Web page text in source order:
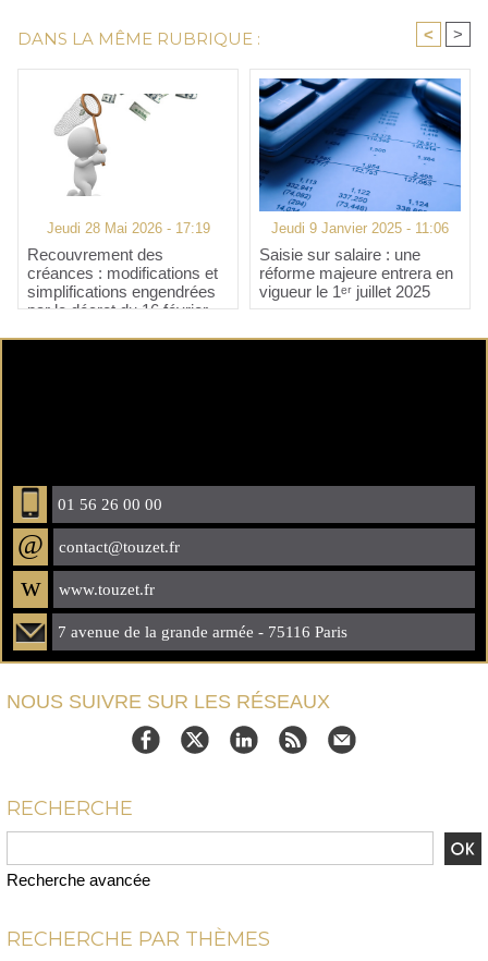
DANS LA MÊME RUBRIQUE : < >
Jeudi 28 Mai 2026 - 17:19
Recouvrement des
créances : modifications et
simplifications engendrées
par le décret du 16 février
Jeudi 9 Janvier 2025 - 11:06
Saisie sur salaire : une
réforme majeure entrera en
vigueur le 1ᵉʳ juillet 2025
01 56 26 00 00
@ contact@touzet.fr
w www.touzet.fr
7 avenue de la grande armée - 75116 Paris
NOUS SUIVRE SUR LES RÉSEAUX
RECHERCHE
Recherche avancée
RECHERCHE PAR THÈMES